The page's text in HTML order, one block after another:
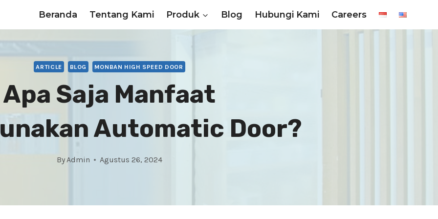
Beranda Tentang Kami Produk Blog Hubungi Kami Careers
ARTICLE BLOG MONBAN HIGH SPEED DOOR
Apa Saja Manfaat
Automatic Door?
ByAdmin Agustus 26, 2024